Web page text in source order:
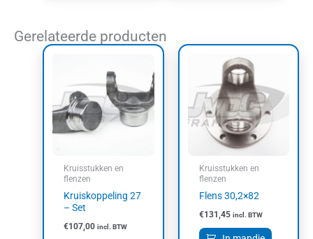
Gerelateerde producten
Kruisstukken en
flenzen
Kruiskoppeling 27
– Set
€107,00 incl. BTW
Kruisstukken en
flenzen
Flens 30,2×82
€131,45 incl. BTW